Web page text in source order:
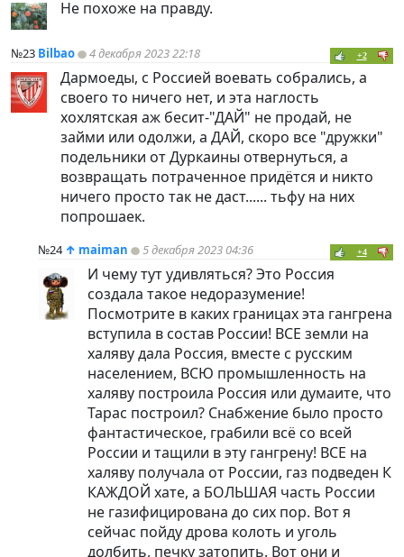
Не похоже на правду.
№23 Bilbao 4 декабря 2023 22:18 +2
Дармоеды, с Россией воевать собрались, а
своего то ничего нет, и эта наглость
хохлятская аж бесит-"ДАЙ" не продай, не
займи или одолжи, а ДАЙ, скоро все "дружки"
подельники от Дуркаины отвернуться, а
возвращать потраченное придётся и никто
ничего просто так не даст...... тьфу на них
попрошаек.
№24 ↑ maiman 5 декабря 2023 04:36 +4
И чему тут удивляться? Это Россия
создала такое недоразумение!
Посмотрите в каких границах эта гангрена
вступила в состав России! ВСЕ земли на
халяву дала Россия, вместе с русским
населением, ВСЮ промышленность на
халяву построила Россия или думаите, что
Тарас построил? Снабжение было просто
фантастическое, грабили всё со всей
России и тащили в эту гангрену! ВСЕ на
халяву получала от России, газ подведен К
КАЖДОЙ хате, а БОЛЬШАЯ часть России
не газифицирована до сих пор. Вот я
сейчас пойду дрова колоть и уголь
долбить, печку затопить. Вот они и